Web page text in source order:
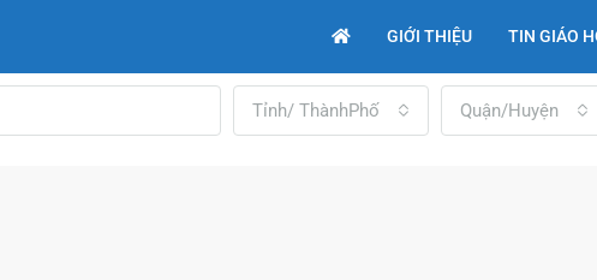
GIỚI THIỆU TIN GIÁO
Tỉnh/ ThànhPhố Quận/Huyện